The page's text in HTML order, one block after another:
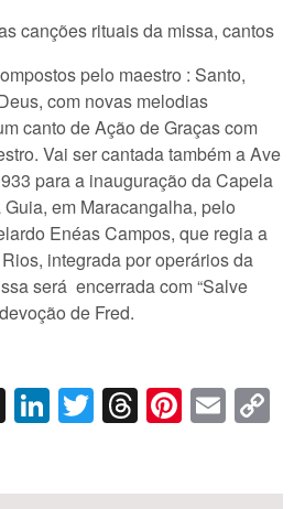
canções rituais da missa, cantos
pelo maestro : Santo,
com novas melodias
canto de Ação de Graças com
Vai ser cantada também a Ave
para a inauguração da Capela
em Maracangalha, pelo
Enéas Campos, que regia a
integrada por operários da
será encerrada com “Salve
de Fred.
X LinkedIn
Twitter
Threads